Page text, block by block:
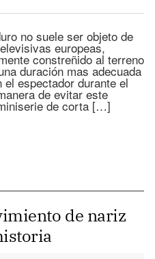
no suele ser objeto de
europeas,
constreñido al terreno
duración mas adecuada
espectador durante el
de evitar este
de corta […]
de nariz